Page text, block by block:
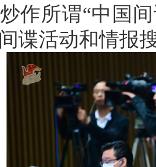
作所谓“中国
谍活动和情报